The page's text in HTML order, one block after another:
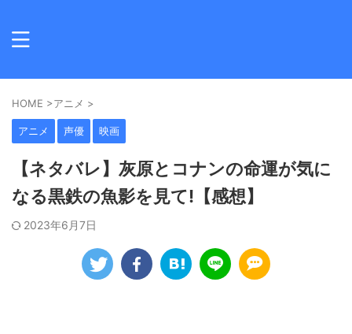
HOME >アニメ >
アニメ 声優 映画
【ネタバレ】灰原とコナンの命運が気に
なる黒鉄の魚影を見て!【感想】
2023年6月7日